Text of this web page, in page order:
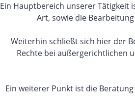
Ein Hauptbereich unserer Tätigkeit
Art, sowie die
Weiterhin schließt sich hier der
Rechte bei außergerichtlichen
Ein weiterer Punkt ist die